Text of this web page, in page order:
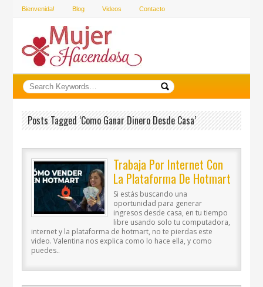
Bienvenida! Blog Videos Contacto
Posts Tagged ‘como Ganar Dinero Desde Casa’
Trabaja Por Internet Con
La Plataforma De Hotmart
Si estás buscando una
oportunidad para generar
ingresos desde casa, en tu tiempo
libre usando solo tu computadora,
internet y la plataforma de hotmart, no te pierdas este
video. Valentina nos explica como lo hace ella, y como
puedes..